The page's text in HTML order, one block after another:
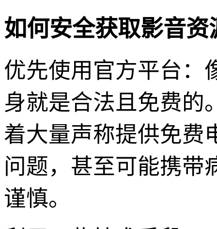
如何安全获取影音资
优先使用官方平台：
身就是合法且免费的
着大量声称提供免费
问题，甚至可能携带
谨慎。